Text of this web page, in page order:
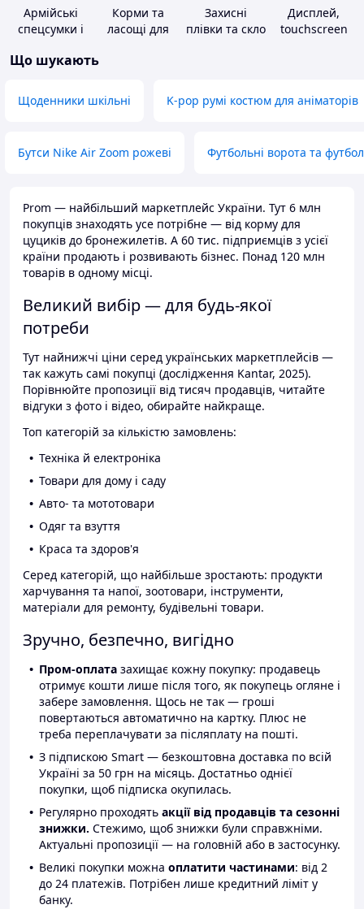
Армійські
спецсумки і
Корми та
ласощі для
Захисні
плівки та скло
Дисплей,
touchscreen
Що шукають
Щоденники шкільні K-pop румі костюм для аніматорів
Бутси Nike Air Zoom рожеві Футбольні ворота та
Prom — найбільший маркетплейс України. Тут 6 млн
покупців знаходять усе потрібне — від корму для
цуциків до бронежилетів. А 60 тис. підприємців з усієї
країни продають і розвивають бізнес. Понад 120 млн
товарів в одному місці.
Великий вибір — для будь-якої
потреби
Тут найнижчі ціни серед українських маркетплейсів —
так кажуть самі покупці (дослідження Kantar, 2025).
Порівнюйте пропозиції від тисяч продавців, читайте
відгуки з фото і відео, обирайте найкраще.
Топ категорій за кількістю замовлень:
Техніка й електроніка
Товари для дому і саду
Авто- та мототовари
Одяг та взуття
Краса та здоров'я
Серед категорій, що найбільше зростають: продукти
харчування та напої, зоотовари, інструменти,
матеріали для ремонту, будівельні товари.
Зручно, безпечно, вигідно
Пром-оплата захищає кожну покупку: продавець
отримує кошти лише після того, як покупець огляне і
забере замовлення. Щось не так — гроші
повертаються автоматично на картку. Плюс не
треба переплачувати за післяплату на пошті.
З підпискою Smart — безкоштовна доставка по всій
Україні за 50 грн на місяць. Достатньо однієї
покупки, щоб підписка окупилась.
Регулярно проходять акції від продавців та сезонні
знижки. Стежимо, щоб знижки були справжніми.
Актуальні пропозиції — на головній або в застосунку.
Великі покупки можна оплатити частинами: від 2
до 24 платежів. Потрібен лише кредитний ліміт у
банку.